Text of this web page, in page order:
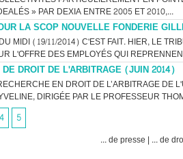
» PAR DEXIA ENTRE 2005 ET 2010,...
LA SCOP NOUVELLE FONDERIE
MIDI (19/11/2014) C'EST FAIT. HIER, LE
L'OFFRE DES EMPLOYÉS QUI
DROIT DE L'ARBITRAGE (JUIN 2014)
EN DROIT DE L’ARBITRAGE DE
DIRIGÉE PAR LE PROFESSEUR
4 5
... de presse | ... de